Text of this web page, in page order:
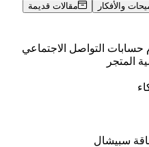
والأفكار
مقالات قديمة
التواصل الاجتماعي
المتجر
سبيشال